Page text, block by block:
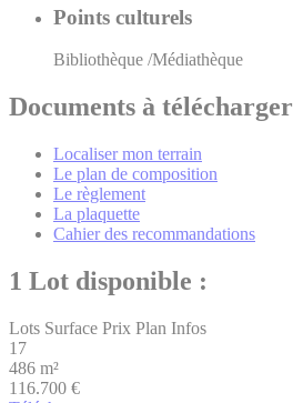
Points culturels
Bibliothèque /Médiathèque
Documents à télécharger
Localiser mon terrain
Le plan de composition
Le règlement
La plaquette
Cahier des recommandations
1 Lot disponible :
Lots Surface Prix Plan Infos
17
486 m²
116.700 €